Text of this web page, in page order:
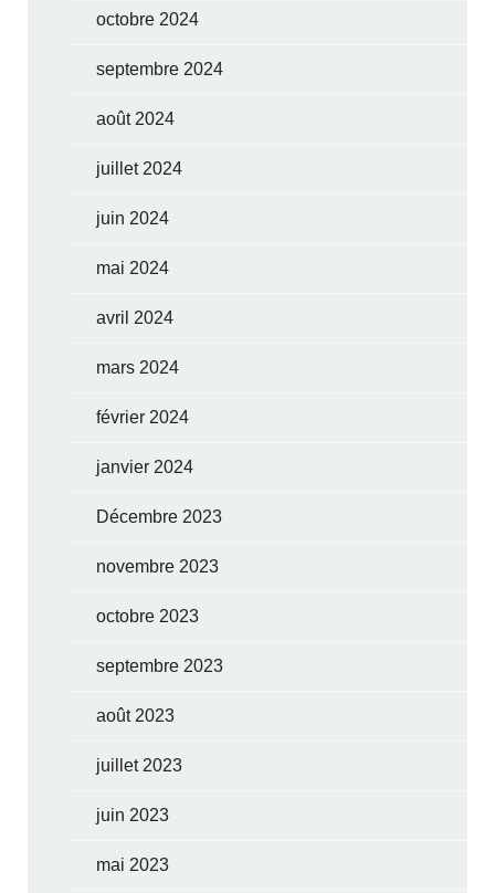
octobre 2024
septembre 2024
août 2024
juillet 2024
juin 2024
mai 2024
avril 2024
mars 2024
février 2024
janvier 2024
Décembre 2023
novembre 2023
octobre 2023
septembre 2023
août 2023
juillet 2023
juin 2023
mai 2023